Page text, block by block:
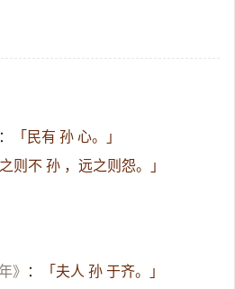
：
「民有 孙 心。」
之则不 孙 ，远之则怨。」
》 ： 「夫人 孙 于齐。」